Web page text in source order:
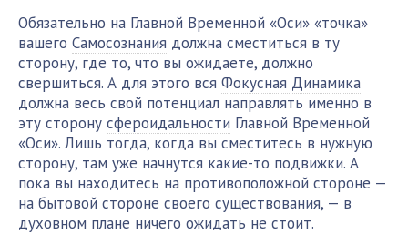
Обязательно на Главной Временной «Оси» «точка»
вашего Самосознания должна сместиться в ту
сторону, где то, что вы ожидаете, должно
свершиться. А для этого вся Фокусная Динамика
должна весь свой потенциал направлять именно в
эту сторону сфероидальности Главной Временной
«Оси». Лишь тогда, когда вы сместитесь в нужную
сторону, там уже начнутся какие-то подвижки. А
пока вы находитесь на противоположной стороне —
на бытовой стороне своего существования, — в
духовном плане ничего ожидать не стоит.